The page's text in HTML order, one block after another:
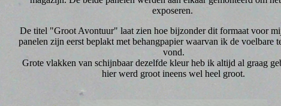
exposeren.
De titel "Groot Avontuur" laat zien hoe bijzonder dit formaat voor
panelen zijn eerst beplakt met behangpapier waarvan ik de voelbare
vond.
Grote vlakken van schijnbaar dezelfde kleur heb ik altijd al graag
hier werd groot ineens wel heel groot.